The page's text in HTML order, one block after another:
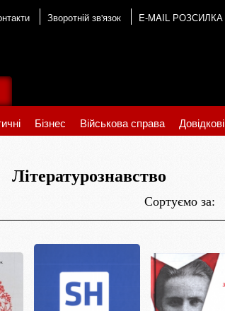
Зворотній зв'язок E-MAIL РОЗСИЛКА
Бізнес Військова справа Довідкові
Літературознавство
Сортуємо за: